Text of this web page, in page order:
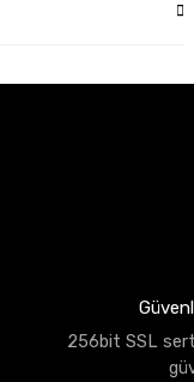
256bit SSL